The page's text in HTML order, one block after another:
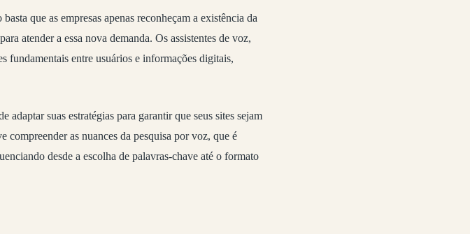
que as empresas apenas reconheçam a existência da
atender a essa nova demanda. Os assistentes de voz,
fundamentais entre usuários e informações digitais,
suas estratégias para garantir que seus sites sejam
compreender as nuances da pesquisa por voz, que é
desde a escolha de palavras-chave até o formato